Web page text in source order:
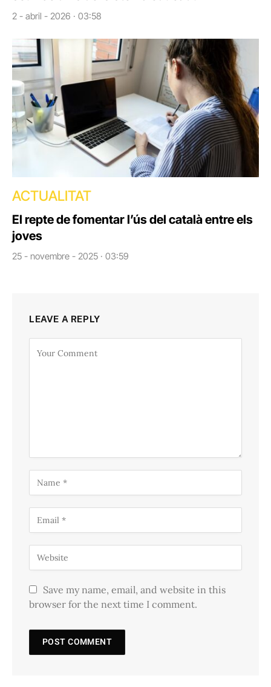
2 - abril - 2026 · 03:58
ACTUALITAT
El repte de fomentar l’ús del català entre els
joves
25 - novembre - 2025 · 03:59
LEAVE A REPLY
Save my name, email, and website in this
browser for the next time I comment.